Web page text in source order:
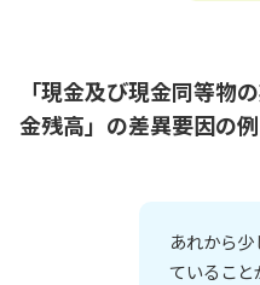
「現金及び現金同等物
金残高」の差異要因の例
あれから
ていること